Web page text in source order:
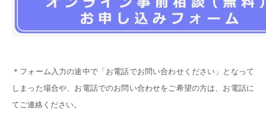
＊フォーム入力の途中で「お電話でお問い合わせください」となって
しまった場合や、お電話でのお問い合わせをご希望の方は、お電話に
てご連絡ください。